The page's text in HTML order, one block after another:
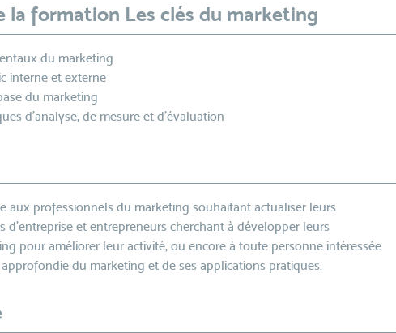
la formation Les clés du marketing
du marketing
interne et externe
du marketing
d'analyse, de mesure et d’évaluation
aux professionnels du marketing souhaitant actualiser leurs
d'entreprise et entrepreneurs cherchant à développer leurs
pour améliorer leur activité, ou encore à toute personne intéressée
du marketing et de ses applications pratiques.